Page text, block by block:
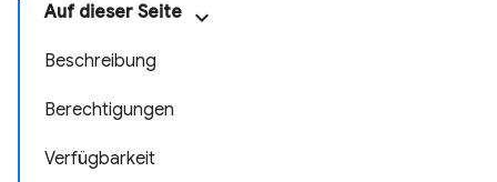
Auf dieser Seite
Beschreibung
Berechtigungen
Verfügbarkeit